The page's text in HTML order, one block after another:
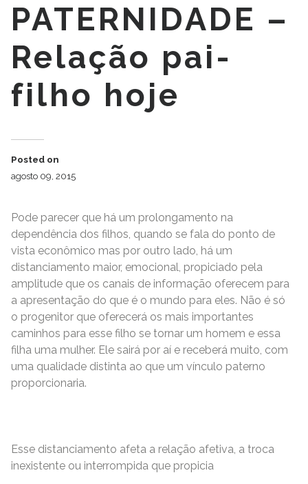
PATERNIDADE –
Relação pai-
filho hoje
Posted on
agosto 09, 2015
Pode parecer que há um prolongamento na
dependência dos filhos, quando se fala do ponto de
vista econômico mas por outro lado, há um
distanciamento maior, emocional, propiciado pela
amplitude que os canais de informação oferecem para
a apresentação do que é o mundo para eles. Não é só
o progenitor que oferecerá os mais importantes
caminhos para esse filho se tornar um homem e essa
filha uma mulher. Ele sairá por aí e receberá muito, com
uma qualidade distinta ao que um vínculo paterno
proporcionaria.
Esse distanciamento afeta a relação afetiva, a troca
inexistente ou interrompida que propicia